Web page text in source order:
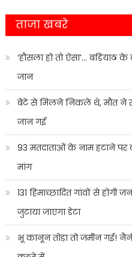
ताजा खबरे
‘हौसला हो तो ऐसा’… बड़ियाठ
जान
बेटे से मिलने निकले थे, मौत ने
जान गई
93 मतदाताओं के नाम हटाने पर
मांग
131 हिमाच्छादित गांवों से
जुटाया जाएगा डेटा
भू कानून तोड़ा तो जमीन गई!